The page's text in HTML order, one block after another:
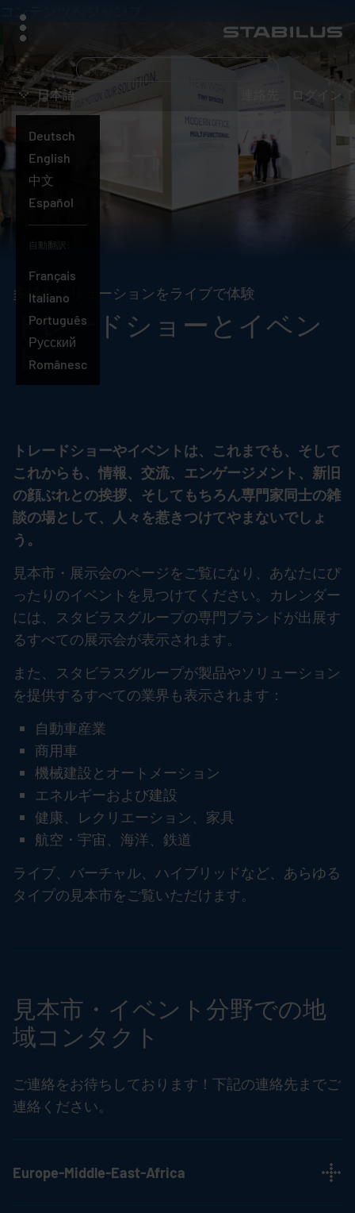
コンテンツへジャンプ
ュ
ー
日本語
Deutsch
English
中文
Español
自動翻訳:
Français
Italiano
日
本
語
Português
Русский
Românesc
ログイン
多様なソリューションをライブで体験
トレードショーとイベン
ト
トレードショーやイベントは、これまでも、そして
これからも、情報、交流、エンゲージメント、新旧
の顔ぶれとの挨拶、そしてもちろん専門家同士の雑
談の場として、人々を惹きつけてやまないでしょ
う。
見本市・展示会のページをご覧になり、あなたにぴ
ったりのイベントを見つけてください。カレンダー
には、スタビラスグループの専門ブランドが出展す
るすべての展示会が表示されます。
また、スタビラスグループが製品やソリューション
を提供するすべての業界も表示されます：
自動車産業
商用車
機械建設とオートメーション
エネルギーおよび建設
健康、レクリエーション、家具
航空・宇宙、海洋、鉄道
ライブ、バーチャル、ハイブリッドなど、あらゆる
タイプの見本市をご覧いただけます。
見本市・イベント分野での地
域コンタクト
ご連絡をお待ちしております！下記の連絡先までご
連絡ください。
Europe-Middle-East-Africa
何
を
お
か？